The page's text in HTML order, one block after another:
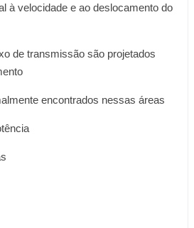
à velocidade e ao deslocamento do
de transmissão são projetados
encontrados nessas áreas